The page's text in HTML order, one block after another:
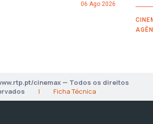
06 Ago 2026
cinemax — Todos os direitos
| Ficha Técnica